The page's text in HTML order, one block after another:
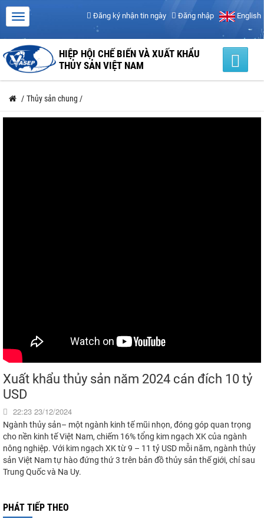
Đăng ký nhận tin ngày Đăng nhập English
HIỆP HỘI CHẾ BIẾN VÀ XUẤT KHẨU
THỦY SẢN VIỆT NAM
/ Thủy sản chung /
Xuất khẩu thủy sản năm 2024 cán đích 10 tỷ
USD
22:23 23/12/2024
Ngành thủy sản– một ngành kinh tế mũi nhọn, đóng góp quan trọng
cho nền kinh tế Việt Nam, chiếm 16% tổng kim ngạch XK của ngành
nông nghiệp. Với kim ngạch XK từ 9 – 11 tỷ USD mỗi năm, ngành thủy
sản Việt Nam tự hào đứng thứ 3 trên bản đồ thủy sản thế giới, chỉ sau
Trung Quốc và Na Uy.
PHÁT TIẾP THEO